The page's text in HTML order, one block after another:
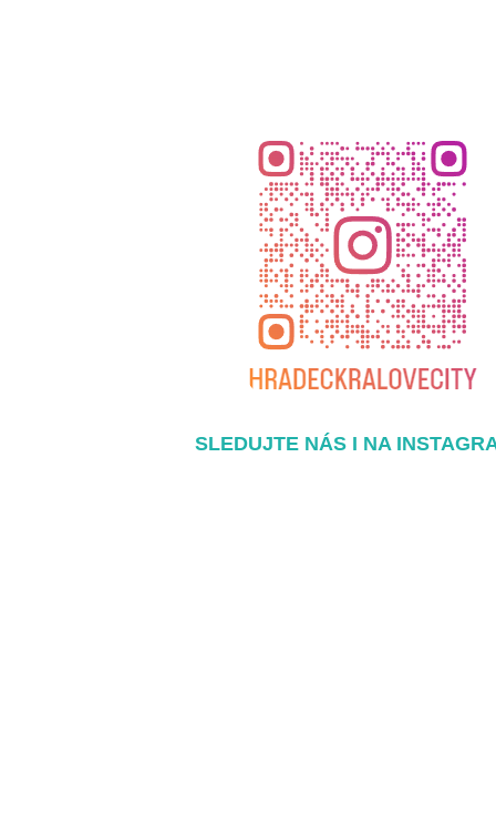
SLEDUJTE NÁS I NA